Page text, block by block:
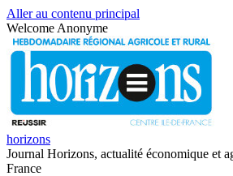
Aller au contenu principal
Welcome Anonyme
horizons
Journal Horizons, actualité économique et
France